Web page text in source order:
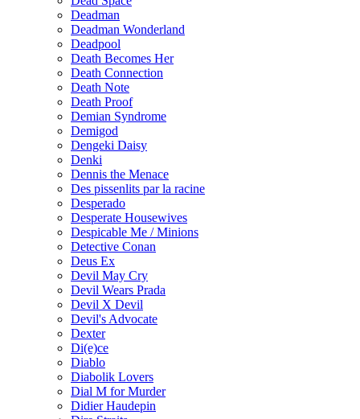
Deadman
Deadman Wonderland
Deadpool
Death Becomes Her
Death Connection
Death Note
Death Proof
Demian Syndrome
Demigod
Dengeki Daisy
Denki
Dennis the Menace
Des pissenlits par la racine
Desperado
Desperate Housewives
Despicable Me / Minions
Detective Conan
Deus Ex
Devil May Cry
Devil Wears Prada
Devil X Devil
Devil's Advocate
Dexter
Di(e)ce
Diablo
Diabolik Lovers
Dial M for Murder
Didier Haudepin